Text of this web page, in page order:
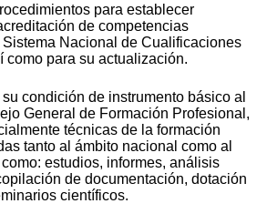
para establecer
de competencias
Nacional de Cualificaciones
como para su actualización.
condición de instrumento básico al
General de Formación Profesional,
técnicas de la formación
tanto al ámbito nacional como al
estudios, informes, análisis
de documentación, dotación
científicos.